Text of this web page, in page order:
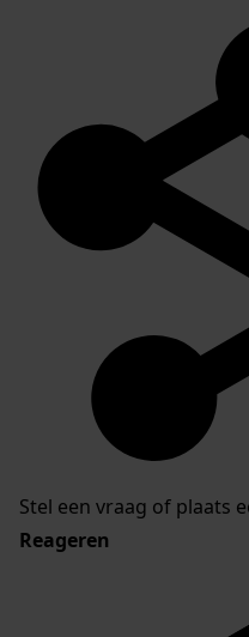
Stel een vraag of plaats
Reageren